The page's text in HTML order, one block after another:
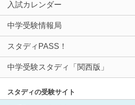
入試カレンダー
中学受験情報局
スタディPASS！
中学受験スタディ「関西版」
スタディの受験サイト